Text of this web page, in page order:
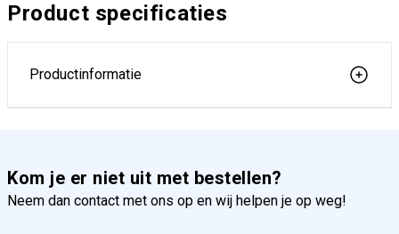
Product specificaties
Productinformatie
Kom je er niet uit met bestellen?
Neem dan contact met ons op en wij helpen je op weg!